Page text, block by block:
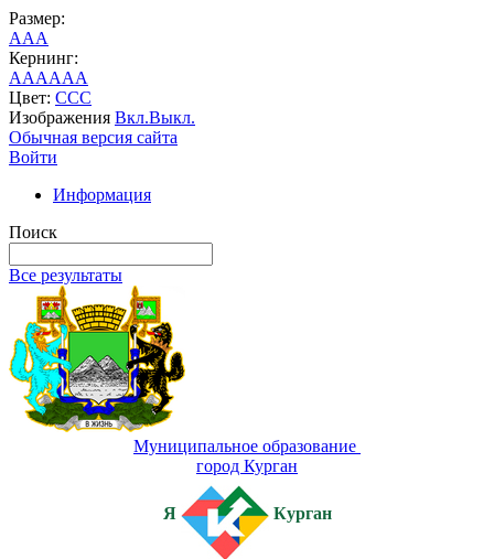
Размер:
AAA
Кернинг:
AAAAAA
Цвет: CCC
Изображения Вкл.Выкл.
Обычная версия сайта
Войти
Информация
Поиск
Все результаты
Муниципальное образование
город Курган
Я Курган